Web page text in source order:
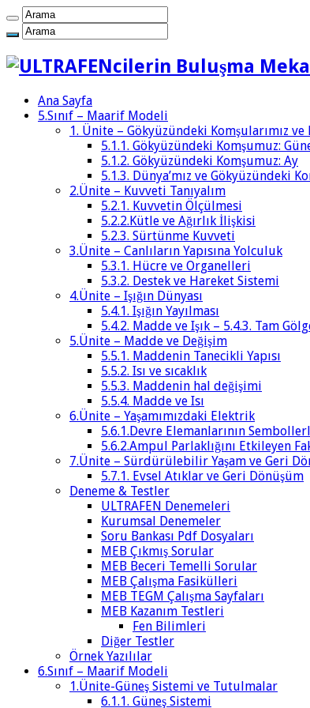
Ana Sayfa
5.Sınıf – Maarif Modeli
1. Ünite – Gökyüzündeki Komşularımız ve
5.1.1. Gökyüzündeki Komşumuz:
5.1.2. Gökyüzündeki Komşumuz: Ay
5.1.3. Dünya’mız ve Gökyüzündeki
2.Ünite – Kuvveti Tanıyalım
5.2.1. Kuvvetin Ölçülmesi
5.2.2.Kütle ve Ağırlık İlişkisi
5.2.3. Sürtünme Kuvveti
3.Ünite – Canlıların Yapısına Yolculuk
5.3.1. Hücre ve Organelleri
5.3.2. Destek ve Hareket Sistemi
4.Ünite – Işığın Dünyası
5.4.1. Işığın Yayılması
5.4.2. Madde ve Işık – 5.4.3. Tam
5.Ünite – Madde ve Değişim
5.5.1. Maddenin Tanecikli Yapısı
5.5.2. Isı ve sıcaklık
5.5.3. Maddenin hal değişimi
5.5.4. Madde ve Isı
6.Ünite – Yaşamımızdaki Elektrik
5.6.1.Devre Elemanlarının
5.6.2.Ampul Parlaklığını Etkileyen
7.Ünite – Sürdürülebilir Yaşam ve Geri
5.7.1. Evsel Atıklar ve Geri Dönüşüm
Deneme & Testler
ULTRAFEN Denemeleri
Kurumsal Denemeler
Soru Bankası Pdf Dosyaları
MEB Çıkmış Sorular
MEB Beceri Temelli Sorular
MEB Çalışma Fasikülleri
MEB TEGM Çalışma Sayfaları
MEB Kazanım Testleri
Fen Bilimleri
Diğer Testler
Örnek Yazılılar
6.Sınıf – Maarif Modeli
1.Ünite-Güneş Sistemi ve Tutulmalar
6.1.1. Güneş Sistemi